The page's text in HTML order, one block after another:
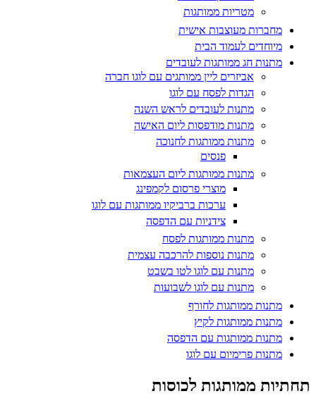
מטריות ממותגות
מחברות מעוצבות אישית
מיוחדים לעמוד הבית
מתנות חג ממותגות לעובדים
אביזרים ליין ממותגים עם לוגו חברה
הגדות לפסח עם לוגו
מתנות לעובדים לראש השנה
מתנות מודפסות ליום האישה
מתנות ממותגות לחנוכה
פנסים
מתנות ממותגות ליום העצמאות
מוצרי פרסום לקמפינג
ערכות ברביקיו ממותגות עם לוגו
צידניות עם הדפסה
מתנות ממותגות לפסח
מתנות נוספות להרכבה עצמית
מתנות עם לוגו לטו בשבט
מתנות עם לוגו לשבועות
מתנות ממותגות לחורף
מתנות ממותגות לקיץ
מתנות ממותגות עם הדפסה
מתנות פרימיום עם לוגו
תחתיות ממותגות לכוסות